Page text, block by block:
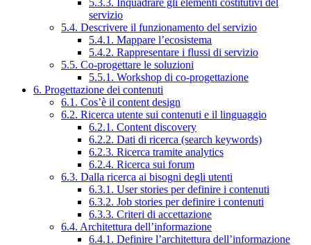
servizio
5.4. Descrivere il funzionamento del servizio
5.4.1. Mappare l’ecosistema
5.4.2. Rappresentare i flussi di servizio
5.5. Co-progettare le soluzioni
5.5.1. Workshop di co-progettazione
6. Progettazione dei contenuti
6.1. Cos’è il content design
6.2. Ricerca utente sui contenuti e il linguaggio
6.2.1. Content discovery
6.2.2. Dati di ricerca (search keywords)
6.2.3. Ricerca tramite analytics
6.2.4. Ricerca sui forum
6.3. Dalla ricerca ai bisogni degli utenti
6.3.1. User stories per definire i contenuti
6.3.2. Job stories per definire i contenuti
6.3.3. Criteri di accettazione
6.4. Architettura dell’informazione
6.4.1. Definire l’architettura dell’informazione